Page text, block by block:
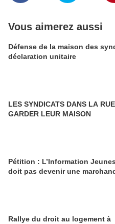
Vous aimerez aussi
Défense de la maison des
déclaration unitaire
LES SYNDICATS DANS LA
GARDER LEUR MAISON
Pétition : L’Information
doit pas devenir une
Rallye du droit au logement à